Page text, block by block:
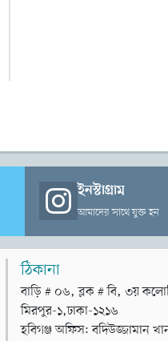
ইনস্টাগ্রাম
আমাদের সাথে যুক্ত হন
ঠিকানা
বাড়ি # ০৬, ব্লক # বি, ৩য়
মিরপুর-১,ঢাকা-১২১৬
হবিগঞ্জ অফিস: বদিউজ্জামান